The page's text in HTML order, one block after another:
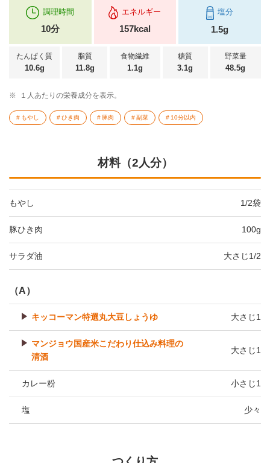
調理時間
10分
エネルギー
157kcal
塩分
1.5g
たんぱく質
10.6g
脂質
11.8g
食物繊維
1.1g
糖質
3.1g
野菜量
48.5g
※ １人あたりの栄養成分を表示。
もやし ひき肉 豚肉 副菜 10分以内
材料（2人分）
もやし 1/2袋
豚ひき肉 100g
サラダ油 大さじ1/2
（A）
キッコーマン特選丸大豆しょうゆ 大さじ1
マンジョウ国産米こだわり仕込み料理の
清酒
大さじ1
カレー粉 小さじ1
塩 少々